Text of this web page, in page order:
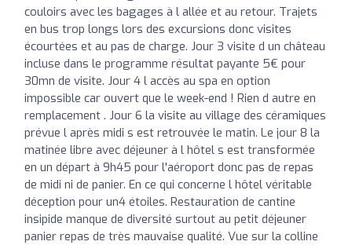
couloirs avec les bagages à l allée et au retour. Trajets
en bus trop longs lors des excursions donc visites
écourtées et au pas de charge. Jour 3 visite d un château
incluse dans le programme résultat payante 5€ pour
30mn de visite. Jour 4 l accès au spa en option
impossible car ouvert que le week-end ! Rien d autre en
remplacement . Jour 6 la visite au village des céramiques
prévue l après midi s est retrouvée le matin. Le jour 8 la
matinée libre avec déjeuner à l hôtel s est transformée
en un départ à 9h45 pour l'aéroport donc pas de repas
de midi ni de panier. En ce qui concerne l hôtel véritable
déception pour un4 étoiles. Restauration de cantine
insipide manque de diversité surtout au petit déjeuner
panier repas de très mauvaise qualité. Vue sur la colline